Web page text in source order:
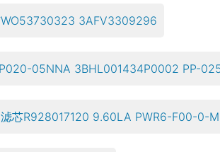
WO53730323 3AFV3309296
05NNA 3BHL001434P0002 PP-
芯R928017120 9.60LA PWR6-F00-0-